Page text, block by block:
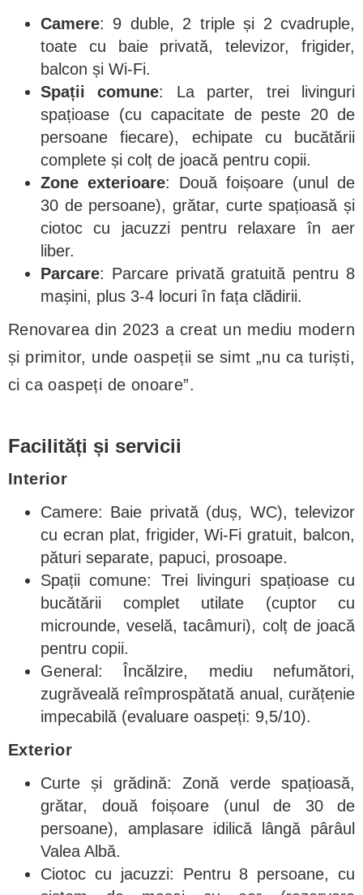
Camere: 9 duble, 2 triple și 2 cvadruple,
toate cu baie privată, televizor, frigider,
balcon și Wi-Fi.
Spații comune: La parter, trei livinguri
spațioase (cu capacitate de peste 20 de
persoane fiecare), echipate cu bucătării
complete și colț de joacă pentru copii.
Zone exterioare: Două foișoare (unul de
30 de persoane), grătar, curte spațioasă și
ciotoc cu jacuzzi pentru relaxare în aer
liber.
Parcare: Parcare privată gratuită pentru 8
mașini, plus 3-4 locuri în fața clădirii.
Renovarea din 2023 a creat un mediu modern
și primitor, unde oaspeții se simt „nu ca turiști,
ci ca oaspeți de onoare”.
Facilități și servicii
Interior
Camere: Baie privată (duș, WC), televizor
cu ecran plat, frigider, Wi-Fi gratuit, balcon,
pături separate, papuci, prosoape.
Spații comune: Trei livinguri spațioase cu
bucătării complet utilate (cuptor cu
microunde, veselă, tacâmuri), colț de joacă
pentru copii.
General: Încălzire, mediu nefumători,
zugrăveală reîmprospătată anual, curățenie
impecabilă (evaluare oaspeți: 9,5/10).
Exterior
Curte și grădină: Zonă verde spațioasă,
grătar, două foișoare (unul de 30 de
persoane), amplasare idilică lângă pârâul
Valea Albă.
Ciotoc cu jacuzzi: Pentru 8 persoane, cu